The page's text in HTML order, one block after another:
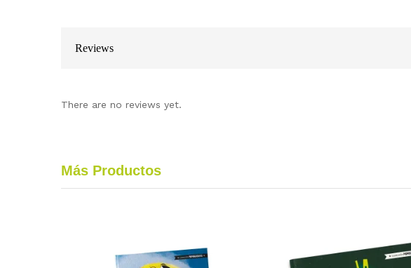
Reviews
There are no reviews yet.
Más Productos